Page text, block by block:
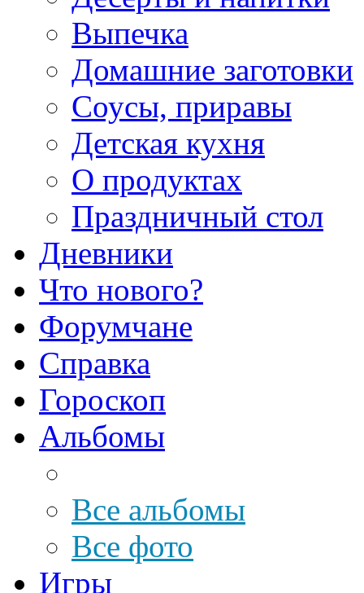
Выпечка
Домашние заготовки
Соусы, приравы
Детская кухня
О продуктах
Праздничный стол
Дневники
Что нового?
Форумчане
Справка
Гороскоп
Альбомы
Все альбомы
Все фото
Игры